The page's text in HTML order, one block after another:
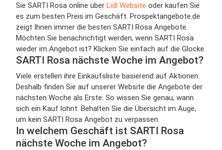
Sie SARTI Rosa online über Lidl Website oder kaufen Sie
es zum besten Preis im Geschäft. Prospektangebote.de
zeigt Ihnen immer die besten SARTI Rosa Angebote.
Möchten Sie benachrichtigt werden, wenn SARTI Rosa
wieder im Angebot ist? Klicken Sie einfach auf die Glocke.
SARTI Rosa nächste Woche im Angebot?
Viele erstellen ihre Einkaufsliste basierend auf Aktionen.
Deshalb finden Sie auf unserer Website die Angebote der
nächsten Woche als Erste. So wissen Sie genau, wann
sich ein Kauf lohnt. Behalten Sie die Übersicht im Auge,
um kein SARTI Rosa Angebot zu verpassen.
In welchem Geschäft ist SARTI Rosa
nächste Woche im Angebot?